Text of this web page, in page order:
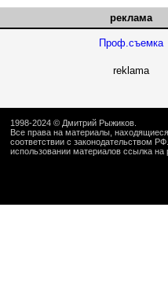
реклама
Проф.съемка
reklama
1998-2024 © Дмитрий Рыжиков
Все права на материалы,
соответствии с законодательством
использовании материалов ссылка на